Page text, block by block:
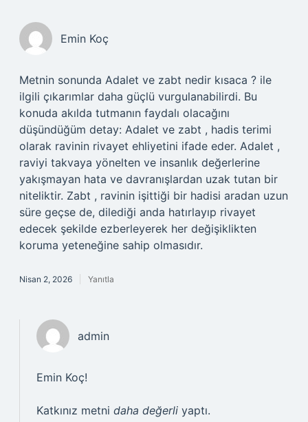
Emin Koç
Metnin sonunda Adalet ve zabt nedir kısaca ? ile
ilgili çıkarımlar daha güçlü vurgulanabilirdi. Bu
konuda akılda tutmanın faydalı olacağını
düşündüğüm detay: Adalet ve zabt , hadis terimi
olarak ravinin rivayet ehliyetini ifade eder. Adalet ,
raviyi takvaya yönelten ve insanlık değerlerine
yakışmayan hata ve davranışlardan uzak tutan bir
niteliktir. Zabt , ravinin işittiği bir hadisi aradan uzun
süre geçse de, dilediği anda hatırlayıp rivayet
edecek şekilde ezberleyerek her değişiklikten
koruma yeteneğine sahip olmasıdır.
Nisan 2, 2026 Yanıtla
admin
Emin Koç!
Katkınız metni daha değerli yaptı.